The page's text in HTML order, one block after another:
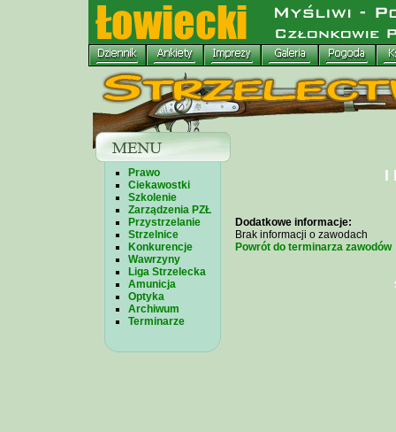
Prawo
Ciekawostki
Szkolenie
Zarządzenia PZŁ
Przystrzelanie
Strzelnice
Konkurencje
Wawrzyny
Liga Strzelecka
Amunicja
Optyka
Archiwum
Terminarze
I
Dodatkowe informacje:
Brak informacji o zawodach
Powrót do terminarza zawodów